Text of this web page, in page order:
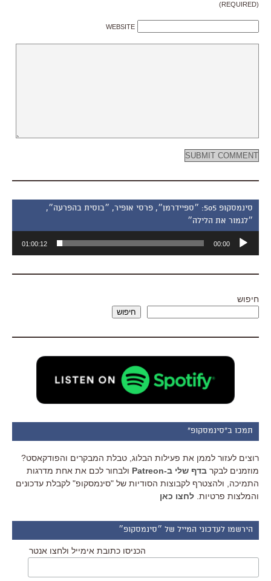
(REQUIRED)
WEBSITE
סינמסקופ 505: ״ספיידרמן״, פרסי אופיר, ״בוסית בהפרעה״,
״לגמור את הלילה״
אודיו
00:00
01:00:12
חיפוש
חיפוש
תמכו ב"סינמסקופ"
רוצים לעזור לממן את פעילות הבלוג, טבלת המבקרים והפודקאסט?
מוזמנים לבקר בדף שלי ב-Patreon
ולבחור לכם את אחת מדרגות
התמיכה, ולהצטרף לקבוצות הסודיות של "סינמסקופ" לקבלת עדכונים
והמלצות פרטיות. לחצו כאן
הירשמו לעדכוני המייל של ״סינמסקופ״
הכניסו כתובת אימייל ולחצו אנטר